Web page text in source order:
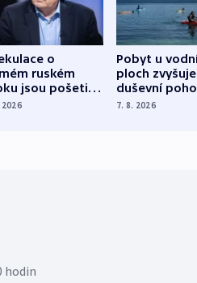
o
ruském
jsou pošetilé,
estonský
2026
Pobyt u
ploch zvyšuje
duševní
ukázala
7. 8. 2026
hodin